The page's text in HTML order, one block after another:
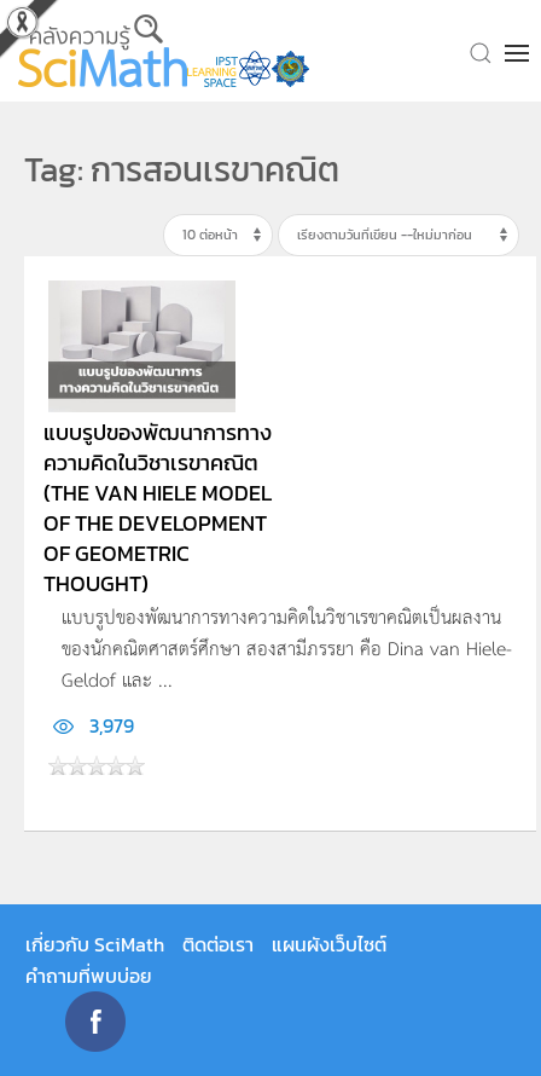
Skip to main content
Tag: การสอนเรขาคณิต
แบบรูปของพัฒนาการทาง
ความคิดในวิชาเรขาคณิต
(THE VAN HIELE MODEL
OF THE DEVELOPMENT
OF GEOMETRIC
THOUGHT)
แบบรูปของพัฒนาการทางความคิดในวิชาเรขาคณิตเป็นผลงาน
ของนักคณิตศาสตร์ศึกษา สองสามีภรรยา คือ Dina van Hiele-
Geldof และ ...
3,979
เกี่ยวกับ SciMath ติดต่อเรา
แผนผังเว็บไซต์
คำถามที่พบบ่อย